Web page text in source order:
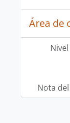
Área de
Nota